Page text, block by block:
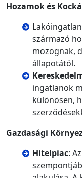
Hozamok és
származó
mozognak,
állapotától.
ingatlanok
különösen,
Gazdasági
Hitelpiac: